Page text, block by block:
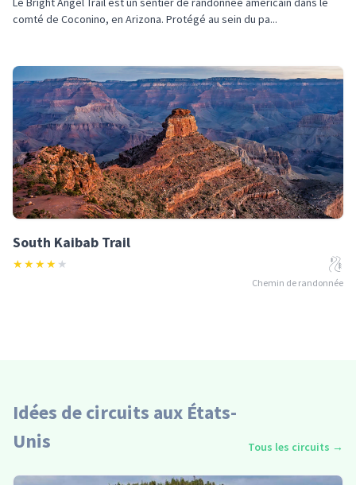
comté de Coconino, en Arizona. Protégé au sein du pa...
South Kaibab Trail
★★★★ ★
Chemin de randonnée
Idées de circuits aux États-
Unis
Tous les circuits →